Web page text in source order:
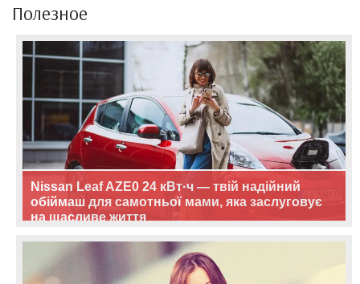
Полезное
Nissan Leaf AZE0 24 кВт·ч — твій надійний
обіймаш для самотньої мами, яка заслуговує
на щасливе життя